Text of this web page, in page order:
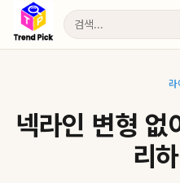
라
넥라인 변형 없
리